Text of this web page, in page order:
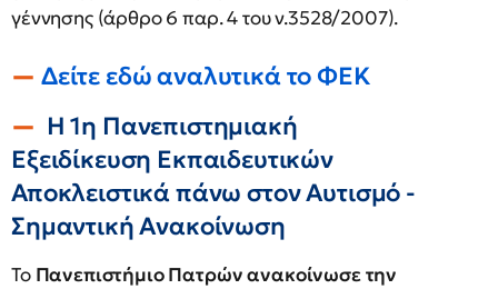
γέννησης (άρθρο 6 παρ. 4 του ν.3528/2007).
Δείτε εδώ αναλυτικά το ΦΕΚ
Η 1η Πανεπιστημιακή
Εξειδίκευση Εκπαιδευτικών
Αποκλειστικά πάνω στον Αυτισμό -
Σημαντική Ανακοίνωση
Το Πανεπιστήμιο Πατρών ανακοίνωσε την